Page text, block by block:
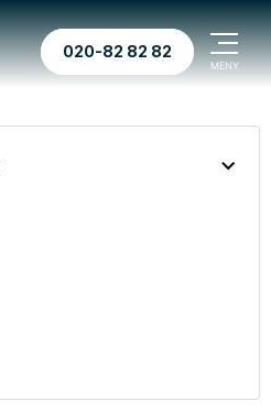
020-82 82 82